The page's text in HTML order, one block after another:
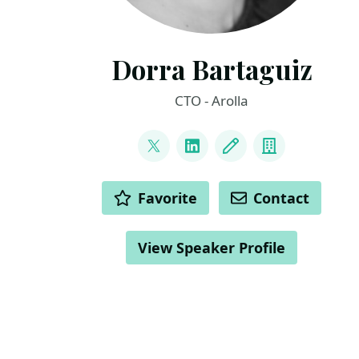
Dorra Bartaguiz
CTO - Arolla
@DorraBartaguiz
LinkedInBlog Company
ACTIONS Favorite Contact
View Speaker Profile